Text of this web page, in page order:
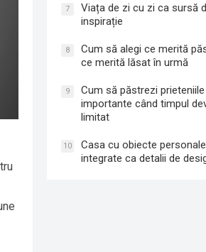
7
Viața de zi cu zi ca sursă
inspirație
8
Cum să alegi ce merită
ce merită lăsat în urmă
9
Cum să păstrezi prieteniile
importante când timpul
limitat
10
Casa cu obiecte personale
integrate ca detalii de